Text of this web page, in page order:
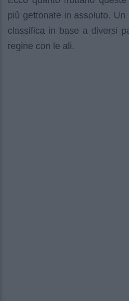
più gettonate in assoluto.
classifica in base a diversi
regine con le ali.